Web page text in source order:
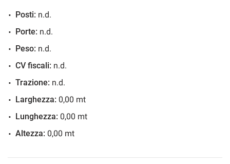
36 Mesi
744€/mese
48 Mesi
Posti: n.d.
Porte: n.d.
Peso: n.d.
CV fiscali: n.d.
Trazione: n.d.
Larghezza: 0,00 mt
Lunghezza: 0,00 mt
Altezza: 0,00 mt